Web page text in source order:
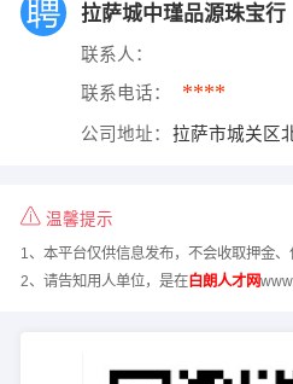
拉萨城中瑾品源珠宝行
联系人：
联系电话： ****
公司地址： 拉萨市城关区
温馨提示
1、本平台仅供信息发布，不会收取押金、
2、请告知用人单位，是在白朗人才网